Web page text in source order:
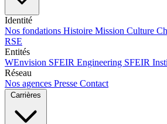
Identité
Nos fondations Histoire Mission Culture
RSE
Entités
WEnvision SFEIR Engineering SFEIR
Réseau
Nos agences Presse Contact
Carrières